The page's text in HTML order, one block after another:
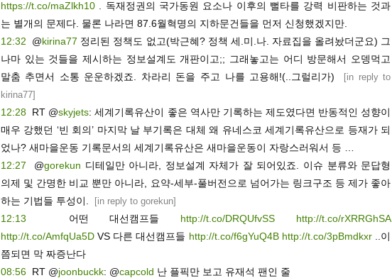
https://t.co/maZlkh10. 독재정권의 국가동원 요소나 이후의 뻘타를 강력 비판하는 것과
는 별개의 문제다. 물론 나라면 87.6월혁명의 지하문건들을 먼저 신청했겠지만.
12:32
@kirina77 정리된 정책도 없고(박근혜? 정책 세.미.나. 자료집을 올려놨더군요) 그
나마 있는 것들을 제시하는 정보설계도 개판이고;; 그래놓고는 어디 방문해서 오뎅먹고
말춤 추면서 소통 운운하겠죠. 차라리 돈을 주고 나를 고용해!(..그럴리가) [in reply to
kirina77]
12:28 RT @skyjets: 세계기록유산이 좋은 역사만 기록하는 제도였다면 반동적인 성향이
매우 강했던 ‘빈 회의’ 마지막 날 부기록은 대체 왜 유네스코 세계기록유산으로 등재가 되
었나? 새마을운동 기록문서의 세계기록유산은 새마을운동이 자랑스러워서 등 …
12:27
@gorekun 디테일만 아니라, 정보설계 자체가 잘 되어있죠. 이슈 분류와 문답형
의제 및 간명한 비교 뿐만 아니라, 요약-세부-풀버전으로 넘어가는 링크구조 등 제가 좋아
하는 기법들 투성이.
[in reply to gorekun]
12:13 어떤 대선캠프들 http://t.co/DRQUfvSS
http://t.co/rXRRGhSA
http://t.co/AmfqUa5DVS 다른 대선캠프들 http://t.co/f6gYuQ4B http://t.co/3pBmdkxr..이
쯤되면 막 짜증난다
08:56 RT @joonbuckk: @capcold 난 플픽만 보고 유재석 팬인 줄